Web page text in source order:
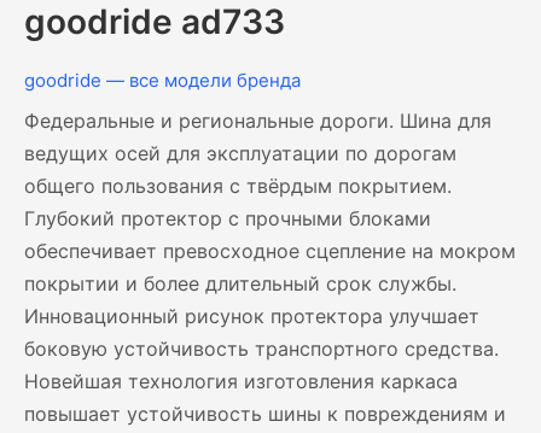
goodride ad733
goodride — все модели бренда
Федеральные и региональные дороги. Шина для
ведущих осей для эксплуатации по дорогам
общего пользования с твёрдым покрытием.
Глубокий протектор с прочными блоками
обеспечивает превосходное сцепление на мокром
покрытии и более длительный срок службы.
Инновационный рисунок протектора улучшает
боковую устойчивость транспортного средства.
Новейшая технология изготовления каркаса
повышает устойчивость шины к повреждениям и